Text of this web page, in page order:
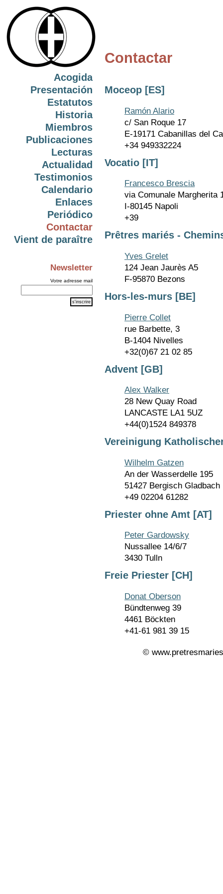
Acogida
Presentación
Estatutos
Historia
Miembros
Publicaciones
Lecturas
Actualidad
Testimonios
Calendario
Enlaces
Periódico
Contactar
Vient de paraître
Newsletter
Votre adresse mail
Contactar
Moceop [ES]
Ramón Alario
c/ San Roque 17
E-19171 Cabanillas del
+34 949332224
Vocatio [IT]
Francesco Brescia
via Comunale Margherita
I-80145 Napoli
+39
Prêtres mariés -
Yves Grelet
124 Jean Jaurès A5
F-95870 Bezons
Hors-les-murs [BE]
Pierre Collet
rue Barbette, 3
B-1404 Nivelles
+32(0)67 21 02 85
Advent [GB]
Alex Walker
28 New Quay Road
LANCASTE LA1 5UZ
+44(0)1524 849378
Vereinigung
Wilhelm Gatzen
An der Wasserdelle 195
51427 Bergisch Gladbach
+49 02204 61282
Priester ohne Amt [AT]
Peter Gardowsky
Nussallee 14/6/7
3430 Tulln
Freie Priester [CH]
Donat Oberson
Bündtenweg 39
4461 Böckten
+41-61 981 39 15
©